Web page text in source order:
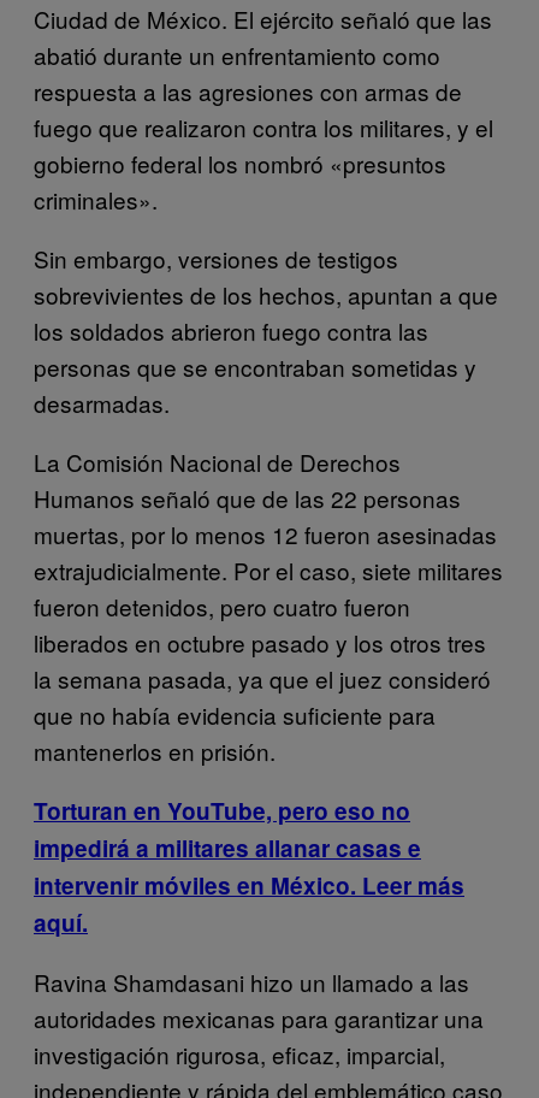
Ciudad de México. El ejército señaló que las
abatió durante un enfrentamiento como
respuesta a las agresiones con armas de
fuego que realizaron contra los militares, y el
gobierno federal los nombró «presuntos
criminales».
Sin embargo, versiones de testigos
sobrevivientes de los hechos, apuntan a que
los soldados abrieron fuego contra las
personas que se encontraban sometidas y
desarmadas.
La Comisión Nacional de Derechos
Humanos señaló que de las 22 personas
muertas, por lo menos 12 fueron asesinadas
extrajudicialmente. Por el caso, siete militares
fueron detenidos, pero cuatro fueron
liberados en octubre pasado y los otros tres
la semana pasada, ya que el juez consideró
que no había evidencia suficiente para
mantenerlos en prisión.
Torturan en YouTube, pero eso no
impedirá a militares allanar casas e
intervenir móviles en México. Leer más
aquí.
Ravina Shamdasani hizo un llamado a las
autoridades mexicanas para garantizar una
investigación rigurosa, eficaz, imparcial,
independiente y rápida del emblemático caso